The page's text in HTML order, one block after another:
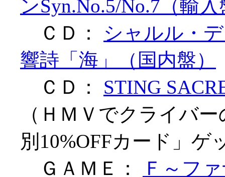
ンSyn.No.5/No.7（輸
ＣＤ： シャルル・
響詩「海」（国内盤）
ＣＤ： STING
（ＨＭＶでクライバ
別10%OFFカード」ゲ
ＧＡＭＥ：
Ｆ～フ